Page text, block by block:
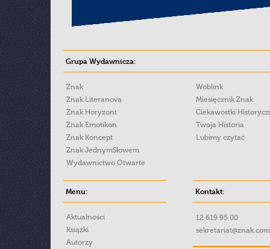
Grupa Wydawnicza:
Znak
Znak Literanova
Znak Horyzont
Znak Emotikon
Znak Koncept
Znak JednymSłowem
Wydawnictwo Otwarte
Woblink
Miesięcznik Znak
Ciekawostki
Twoja Historia
Lubimy czytać
Menu:
Aktualności
Książki
Autorzy
Kontakt:
12 619 95 00